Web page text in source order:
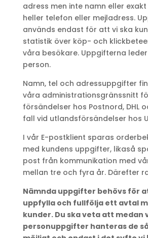
adress men inte namn eller
heller telefon eller mejladress.
används endast för att vi ska
statistik över köp- och
våra besökare. Uppgifterna
person.
Namn, tel och adressuppgifter
våra administrationsgränssnitt
försändelser hos Postnord, DHL
fall vid utlandsförsändelser hos
I vår E-postklient sparas
med kundens uppgifter, likaså
post från kommunikation med
mellan tre och fyra år. Därefter
Nämnda uppgifter behövs för
uppfylla och fullfölja ett avtal
kunder. Du ska veta att medan
personuppgifter hanteras de